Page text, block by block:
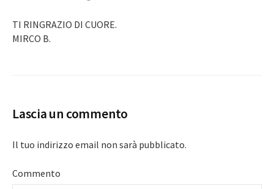
TI RINGRAZIO DI CUORE.
MIRCO B.
Lascia un commento
Il tuo indirizzo email non sarà pubblicato.
Commento